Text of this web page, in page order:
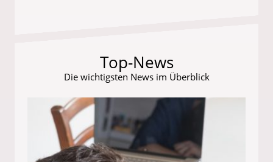
Top-News
Die wichtigsten News im Überblick